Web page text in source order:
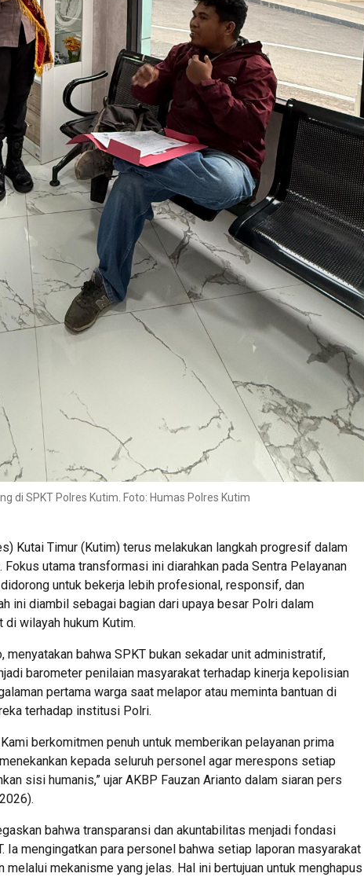
di SPKT Polres Kutim. Foto: Humas Polres Kutim
Kutai Timur (Kutim) terus melakukan langkah progresif dalam
utama transformasi ini diarahkan pada Sentra Pelayanan
untuk bekerja lebih profesional, responsif, dan
ini diambil sebagai bagian dari upaya besar Polri dalam
wilayah hukum Kutim.
menyatakan bahwa SPKT bukan sekadar unit administratif,
barometer penilaian masyarakat terhadap kinerja kepolisian
pertama warga saat melapor atau meminta bantuan di
terhadap institusi Polri.
berkomitmen penuh untuk memberikan pelayanan prima
kepada seluruh personel agar merespons setiap
sisi humanis,” ujar AKBP Fauzan Arianto dalam siaran pers
bahwa transparansi dan akuntabilitas menjadi fondasi
Ia mengingatkan para personel bahwa setiap laporan masyarakat
melalui mekanisme yang jelas. Hal ini bertujuan untuk menghapus